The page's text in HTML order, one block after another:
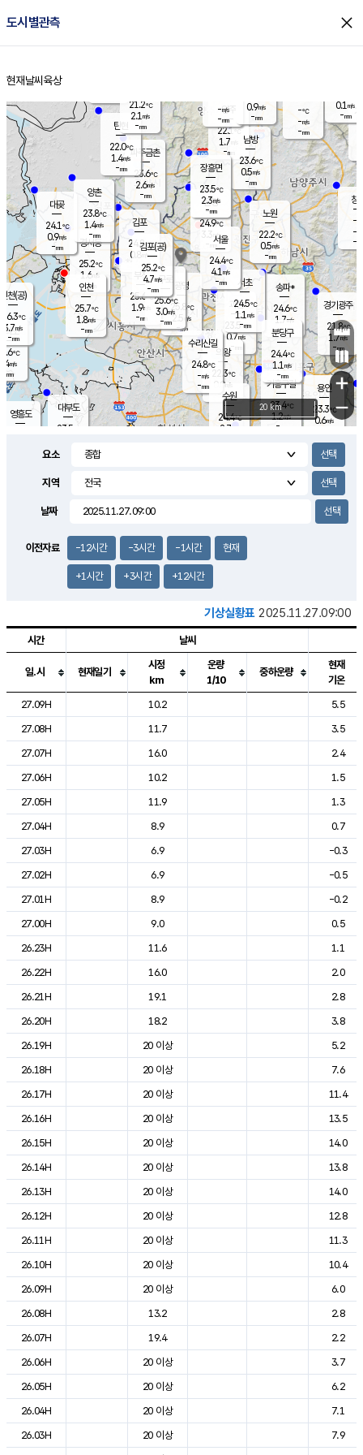
도시별관측 close
홈
현재날씨 육상
의도
℃
m/s
mm
영흥도
양주
22.1℃
1.7
-mm
과천
23.5℃
0.7m/s
- mm
용인
23.3℃
0.6m/s
경기광주
21.8℃
1.7m/s
-mm
2.0m/s
대부도
23.5
경서동
25.2℃
1.6 m/s
-mm
파주금촌
23.6℃
2.6m/s
-mm
-℃
-m/s
-mm
대곶
24.1℃
0.9m/s
-mm
창
-
-m/
-
탄현
22.0℃
1.4m/s
-mm
0.1 m/s
-mm
의왕
22.3℃
0.0m/s
mm
김포
24.8℃
0.8 m/s
mm
광명
25.8 ℃
2.5 m/s
-mm
부천
25.6℃
1.9m/s
-mm
양촌
23.8℃
1.4m/s
-mm
구로
25.6℃
3.0m/s
-mm
은평
24.9℃
3.3 m/s
- mm
노원
22.2℃
0.5m/s
-mm
송파*
24.6℃
1.7m/s
-mm
서초
24.5℃
1.1 m/s
-mm
남방
23.6℃
0.5m/s
-mm
기흥구갈
23.4℃
1.2m/s
-
수리산길
24.8℃
-m/s
-mm
분당구
24.4℃
1.1 m/s
-mm
장흥면
23.5℃
2.3m/s
-mm
-m/s
-mm
인천(공)
26.3℃
3.7m/s
-mm
김포(공)
25.2℃
4.7m/s
-mm
수원
24.4℃
2.7 m/s
인천
25.7℃
1.8m/s
-mm
서울
24.4℃
4.1 m/s
-mm
21.2℃
2.1 m/s
-mm
0.9m/s
-mm
+
−
20 km
요소
지역
날짜
이전자료 -12시간 -3시간 -1시간 현재
+1시간 +3시간 +12시간
기상실황표 2025.11.27.09:00
도시별 기상실황표로 지점, 날씨, 기온, 강수, 바람, 기압등을 안내한 표입
시간 날씨
일.시 현재일기
시정
km
운량
1/10
중하운량
현재
기온
27.09H
10.2
5.5
27.08H
11.7
3.5
27.07H
16.0
2.4
27.06H
10.2
1.5
27.05H
11.9
1.3
27.04H
8.9
0.7
27.03H
6.9
-0.3
27.02H
6.9
-0.5
27.01H
8.9
-0.2
27.00H
9.0
0.5
26.23H
11.6
1.1
26.22H
16.0
2.0
26.21H
19.1
2.8
26.20H
18.2
3.8
26.19H
20 이상
5.2
26.18H
20 이상
7.6
26.17H
20 이상
11.4
26.16H
20 이상
13.5
26.15H
20 이상
14.0
26.14H
20 이상
13.8
26.13H
20 이상
14.0
26.12H
20 이상
12.8
26.11H
20 이상
11.3
26.10H
20 이상
10.4
26.09H
20 이상
6.0
26.08H
13.2
2.8
26.07H
19.4
2.2
26.06H
20 이상
3.7
26.05H
20 이상
6.2
26.04H
20 이상
7.1
26.03H
20 이상
7.9